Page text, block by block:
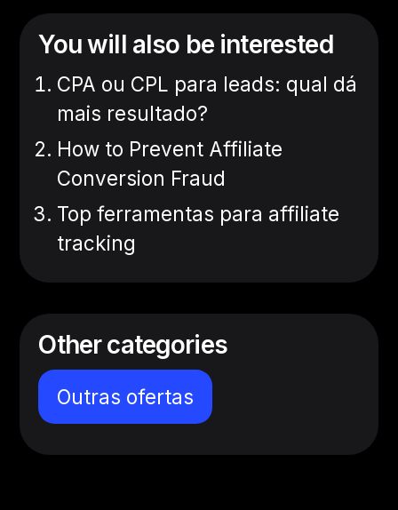
You will also be interested
CPA ou CPL para leads: qual dá
mais resultado?
How to Prevent Affiliate
Conversion Fraud
Top ferramentas para affiliate
tracking
Other categories
Outras ofertas